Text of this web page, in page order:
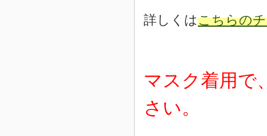
詳しくはこちらの
マスク着用で
さい。